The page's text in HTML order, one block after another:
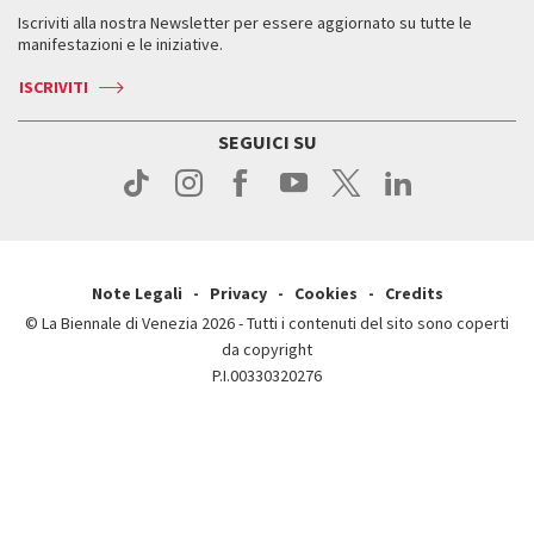
Come raggiungerci
Contatti
Press
Biglietti
Servizi al pubblico
Come raggiungerci
Contatti
Orari e sedi
Iscriviti alla nostra Newsletter per essere aggiornato su tutte le
manifestazioni e le iniziative.
ISCRIVITI
SEGUICI SU
Note Legali Privacy Cookies
Credits
© La Biennale di Venezia 2026 - Tutti i contenuti del sito sono coperti
da copyright
P.I.00330320276